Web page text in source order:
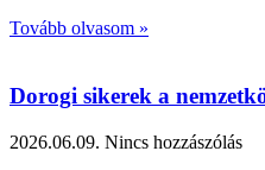
Tovább olvasom »
Dorogi sikerek a
2026.06.09. Nincs hozzászólás